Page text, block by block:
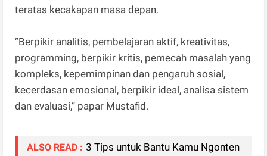
teratas kecakapan masa depan.
”Berpikir analitis, pembelajaran aktif, kreativitas,
programming, berpikir kritis, pemecah masalah yang
kompleks, kepemimpinan dan pengaruh sosial,
kecerdasan emosional, berpikir ideal, analisa sistem
dan evaluasi,” papar Mustafid.
ALSO READ : 3 Tips untuk Bantu Kamu Ngonten